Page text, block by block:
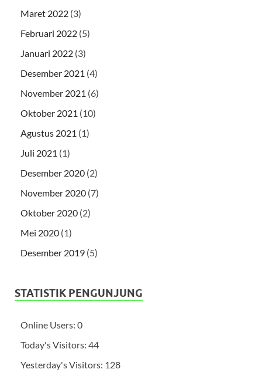
Maret 2022 (3)
Februari 2022 (5)
Januari 2022 (3)
Desember 2021 (4)
November 2021 (6)
Oktober 2021 (10)
Agustus 2021 (1)
Juli 2021 (1)
Desember 2020 (2)
November 2020 (7)
Oktober 2020 (2)
Mei 2020 (1)
Desember 2019 (5)
STATISTIK PENGUNJUNG
Online Users: 0
Today's Visitors: 44
Yesterday's Visitors: 128